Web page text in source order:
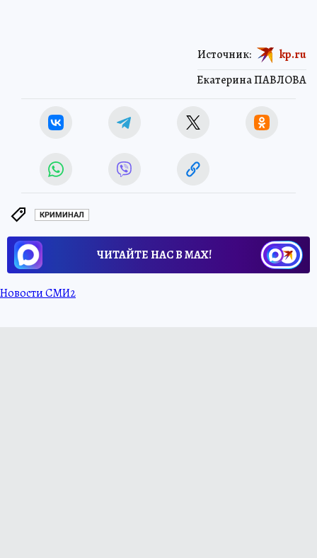
Екатерина ПАВЛОВА
Источник: kp.ru
КРИМИНАЛ
ЧИТАЙТЕ НАС В МАХ!
Новости СМИ2